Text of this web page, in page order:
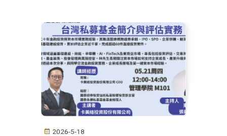
2026-5-18